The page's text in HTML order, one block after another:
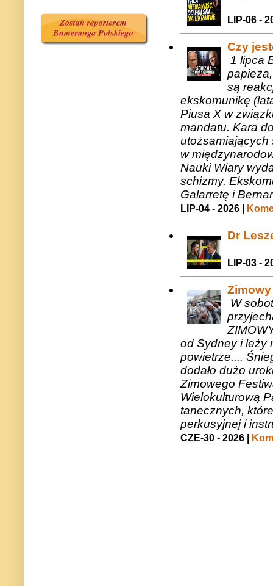
LIP-06 -
Czy
1 lipca
są
ekskomunikę
Piusa X w
mandatu. Kara
utożsamiających
w
Nauki Wiary
schizmy.
Galarretę i
LIP-04 - 2026 |
Dr
LIP-03 -
W
od Sydney i leży
powietrze....
dodało dużo
Zimowego
Wielokulturową
tanecznych,
perkusyjnej i
CZE-30 - 2026 |